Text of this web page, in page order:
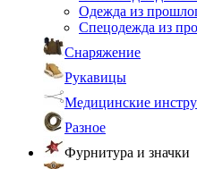
Одежда из
Спецодежда из
Снаряжение
Рукавицы
Медицинские
Разное
Фурнитура и значки